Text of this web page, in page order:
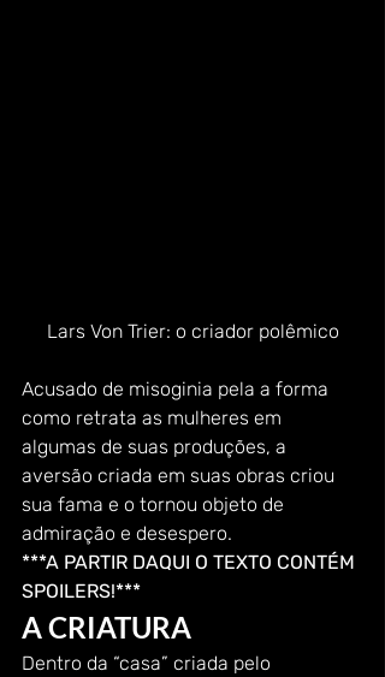
Lars Von Trier: o criador polêmico
Acusado de misoginia pela a forma
como retrata as mulheres em
algumas de suas produções, a
aversão criada em suas obras criou
sua fama e o tornou objeto de
admiração e desespero.
***A PARTIR DAQUI O TEXTO CONTÉM
SPOILERS!***
A CRIATURA
Dentro da “casa” criada pelo